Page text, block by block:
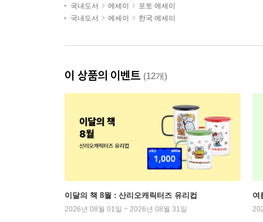
국내도서 에세이
포토 에세이
국내도서
에세이 한국 에세이
이 상품의 이벤트 (12개)
이달의 책 8월 : 산리오캐릭터즈 유리컵
2026년 08월 01일 ~ 2026년 08월 31일
여